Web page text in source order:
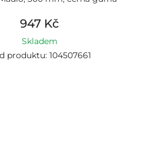
947 Kč
Skladem
produktu: 104507661